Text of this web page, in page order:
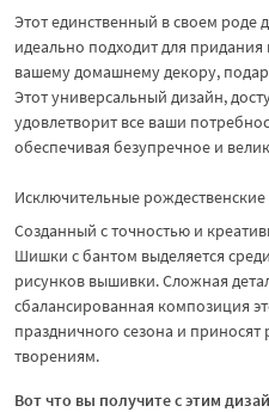
Этот единственный в своем роде
идеально подходит для
вашему домашнему декору,
Этот универсальный дизайн,
удовлетворит все ваши
обеспечивая безупречное и
Исключительные
Созданный с точностью и
Шишки с бантом выделяется
рисунков вышивки. Сложная
сбалансированная композиция
праздничного сезона и
творениям.
Вот что вы получите с этим